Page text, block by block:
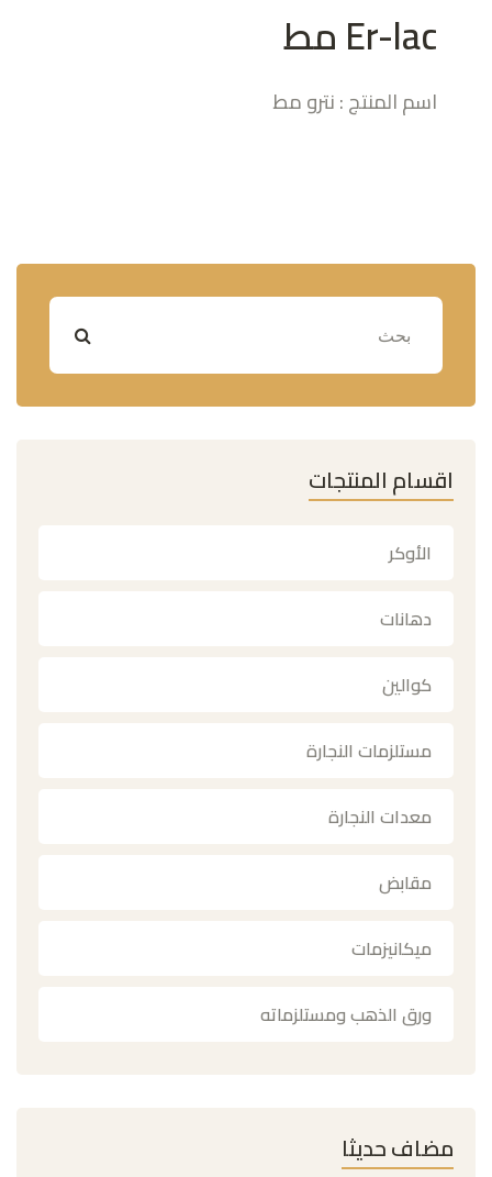
Er-lac مط
اسم المنتج : نترو مط
اقسام المنتجات
الأوكر
دهانات
كوالين
مستلزمات النجارة
معدات النجارة
مقابض
ميكانيزمات
ورق الذهب ومستلزماته
مضاف حديثا